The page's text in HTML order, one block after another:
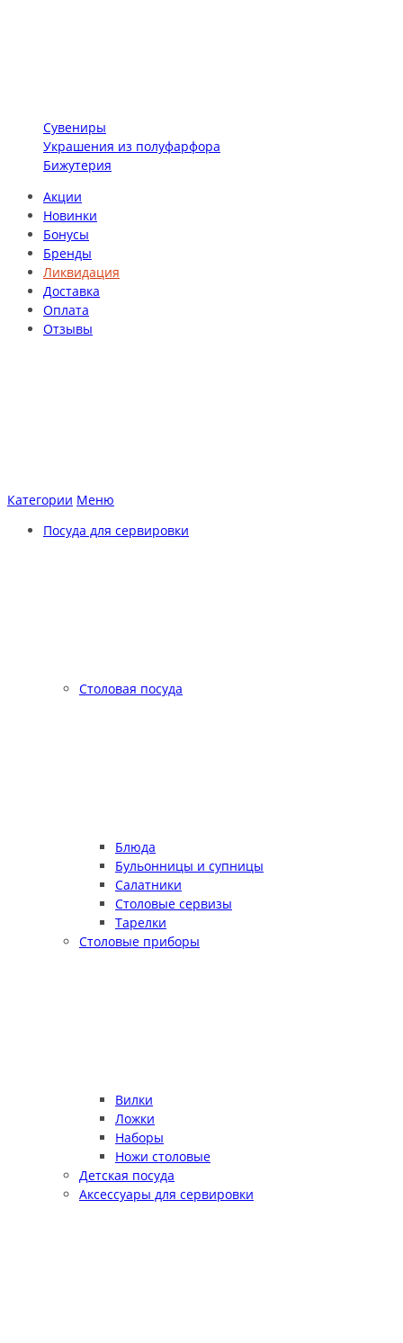
Сувениры
Украшения из полуфарфора
Бижутерия
Акции
Новинки
Бонусы
Бренды
Ликвидация
Доставка
Оплата
Отзывы
Категории Меню
Посуда для сервировки
Столовая посуда
Блюда
Бульонницы и супницы
Салатники
Столовые сервизы
Тарелки
Столовые приборы
Вилки
Ложки
Наборы
Ножи столовые
Детская посуда
Аксессуары для сервировки